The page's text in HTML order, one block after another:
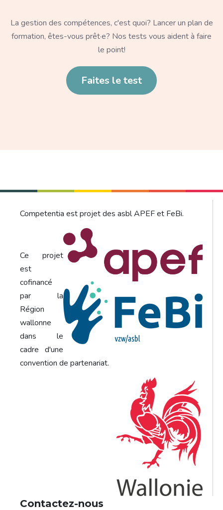
La gestion des compétences, c'est quoi? Lancer un plan de
formation, êtes-vous prêt·e? Nos tests vous aident à faire
le point!
Faites le test
Competentia est projet des asbl APEF et FeBi.
Ce projet
est
cofinancé
par la
Région
wallonne
dans le
cadre d'une
convention de partenariat.
Contactez-nous